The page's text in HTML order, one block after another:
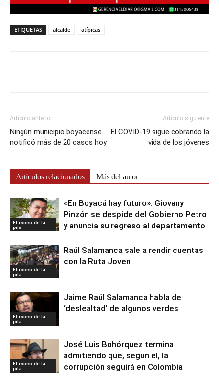
ETIQUETAS alcalde atípicas
Artículo anterior
Ningún municipio boyacense
notificó más de 20 casos hoy
Artículo siguiente
El COVID-19 sigue cobrando la
vida de los jóvenes
Artículos relacionados Más del autor
El mono de la
pila
«En Boyacá hay futuro»: Giovany
Pinzón se despide del Gobierno Petro
y anuncia su regreso al departamento
El mono de la
pila
Raúl Salamanca sale a rendir cuentas
con la Ruta Joven
El mono de la
pila
Jaime Raúl Salamanca habla de
‘deslealtad’ de algunos verdes
El mono de la
pila
José Luis Bohórquez termina
admitiendo que, según él, la
corrupción seguirá en Colombia